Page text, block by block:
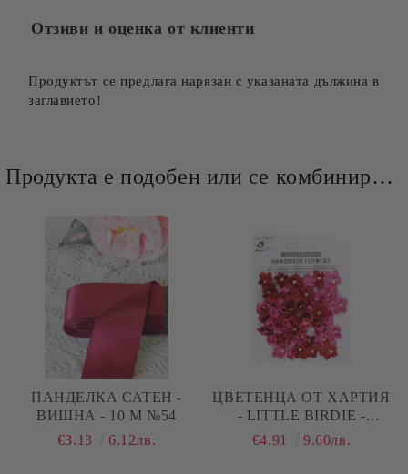
Отзиви и оценка от клиенти
Продуктът се предлага нарязан с указаната дължина в
заглавието!
Продукта е подобен или се комбинира добре и със следните продукти :
ПАНДЕЛКА САТЕН -
ВИШНА - 10 М №54
€3.13
6.12лв.
ЦВЕТЕНЦА ОТ ХАРТИЯ
- LITTLE BIRDIE -
CANDY MIX - 50 БР.
€4.91 9.60лв.